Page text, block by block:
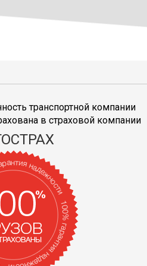
транспортной компании
в страховой компании